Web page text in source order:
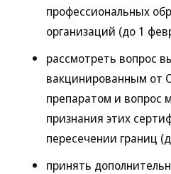
профессиональных
организаций (до 1
рассмотреть вопрос
вакцинированным от
препаратом и вопрос
признания этих
пересечении границ
принять